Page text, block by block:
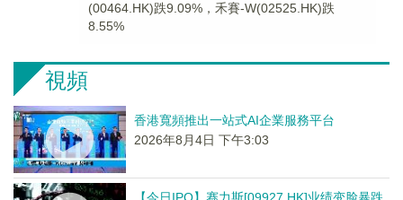
(00464.HK)跌9.09%，禾賽-W(02525.HK)跌
8.55%
視頻
香港寬頻推出一站式AI企業服務平台
2026年8月4日 下午3:03